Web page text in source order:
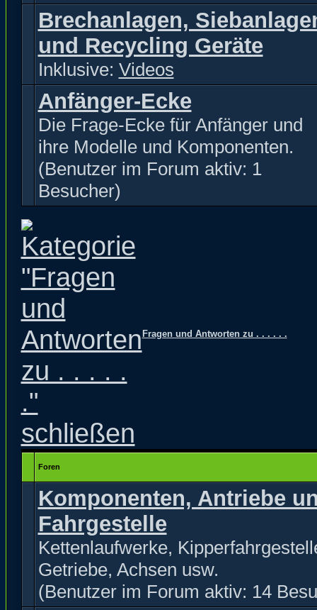
Brechanlagen,
und Recycling Geräte
Inklusive: Videos
Anfänger-Ecke
Die Frage-Ecke für Anfänger und
ihre Modelle und Komponenten.
(Benutzer im Forum aktiv: 1
Besucher)
Fragen und Antworten zu . . . . . .
Foren
Komponenten, Antriebe
Fahrgestelle
Kettenlaufwerke,
Getriebe, Achsen usw.
(Benutzer im Forum aktiv: 14